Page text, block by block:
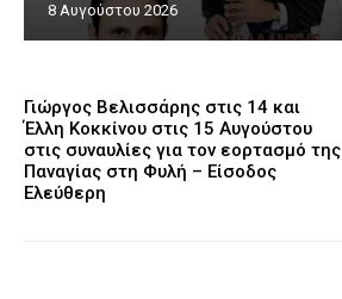
8 Αυγούστου 2026
Γιώργος Βελισσάρης στις 14 και
Έλλη Κοκκίνου στις 15 Αυγούστου
στις συναυλίες για τον εορτασμό της
Παναγίας στη Φυλή – Είσοδος
Ελεύθερη